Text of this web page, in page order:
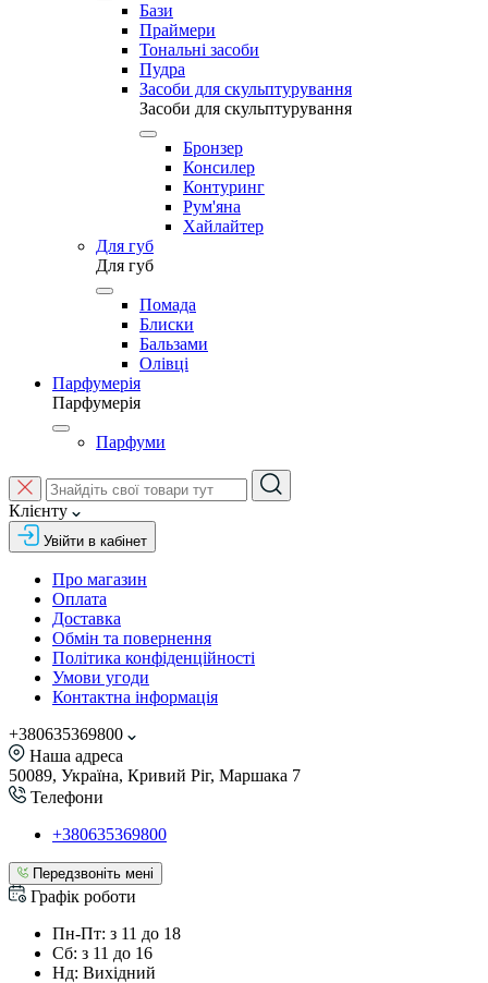
Бази
Праймери
Тональні засоби
Пудра
Засоби для скульптурування
Засоби для скульптурування
Бронзер
Консилер
Контуринг
Рум'яна
Хайлайтер
Для губ
Для губ
Помада
Блиски
Бальзами
Олівці
Парфумерія
Парфумерія
Парфуми
Клієнту
Увійти в кабінет
Про магазин
Оплата
Доставка
Обмін та повернення
Політика конфіденційності
Умови угоди
Контактна інформація
+380635369800
Наша адреса
50089, Україна, Кривий Ріг, Маршака 7
Телефони
+380635369800
Передзвоніть мені
Графік роботи
Пн-Пт: з 11 до 18
Сб: з 11 до 16
Нд: Вихідний